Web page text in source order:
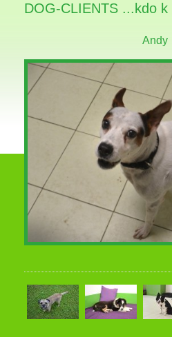
DOG-CLIENTS ...kdo
Andy